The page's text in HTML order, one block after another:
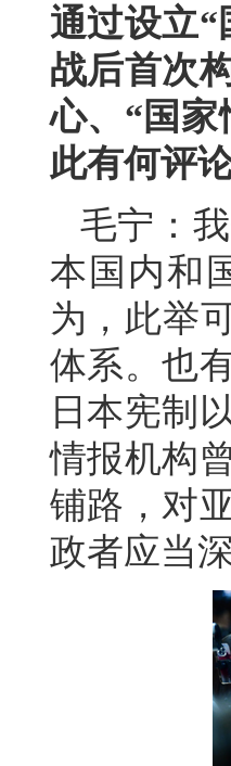
通过设立
战后首次
心、“国家
此有何评
毛宁：
本国内和
为，此举
体系。也
日本宪制
情报机构
铺路，对
政者应当